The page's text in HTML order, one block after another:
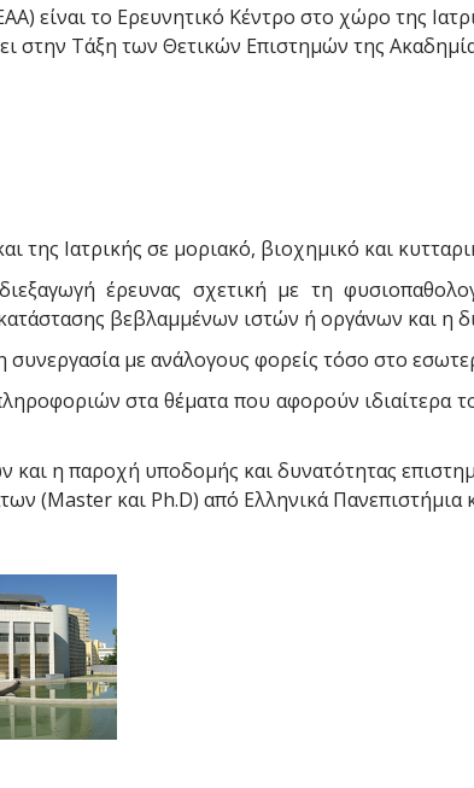
είναι το Ερευνητικό Κέντρο στο χώρο της
στην Τάξη των Θετικών Επιστημών της
της Ιατρικής σε μοριακό, βιοχημικό και
έρευνας σχετική με τη
βεβλαμμένων ιστών ή οργάνων και η
με ανάλογους φορείς τόσο στο
στα θέματα που αφορούν ιδιαίτερα
η παροχή υποδομής και δυνατότητας
(Master και Ph.D) από Ελληνικά Πανεπιστήμια